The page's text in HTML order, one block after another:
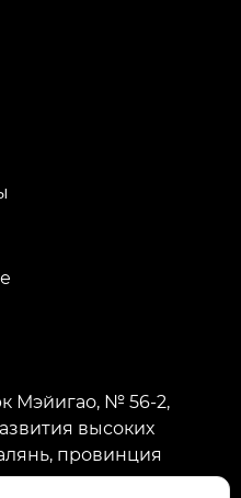
Мэйигао, № 56-2,
высоких
провинция